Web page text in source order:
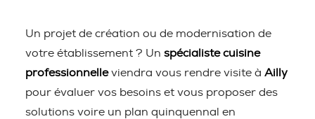
Un projet de création ou de modernisation de
votre établissement ? Un spécialiste cuisine
professionnelleviendra vous rendre visite à Ailly
pour évaluer vos besoins et vous proposer des
solutions voire un plan quinquennal en